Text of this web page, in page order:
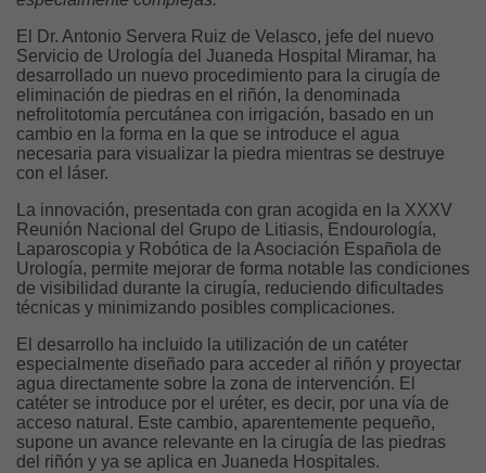
El Dr. Antonio Servera Ruiz de Velasco, jefe del nuevo
Servicio de Urología del Juaneda Hospital Miramar, ha
desarrollado un nuevo procedimiento para la cirugía de
eliminación de piedras en el riñón, la denominada
nefrolitotomía percutánea con irrigación, basado en un
cambio en la forma en la que se introduce el agua
necesaria para visualizar la piedra mientras se destruye
con el láser.
La innovación, presentada con gran acogida en la XXXV
Reunión Nacional del Grupo de Litiasis, Endourología,
Laparoscopia y Robótica de la Asociación Española de
Urología, permite mejorar de forma notable las condiciones
de visibilidad durante la cirugía, reduciendo dificultades
técnicas y minimizando posibles complicaciones.
El desarrollo ha incluido la utilización de un catéter
especialmente diseñado para acceder al riñón y proyectar
agua directamente sobre la zona de intervención. El
catéter se introduce por el uréter, es decir, por una vía de
acceso natural. Este cambio, aparentemente pequeño,
supone un avance relevante en la cirugía de las piedras
del riñón y ya se aplica en Juaneda Hospitales.